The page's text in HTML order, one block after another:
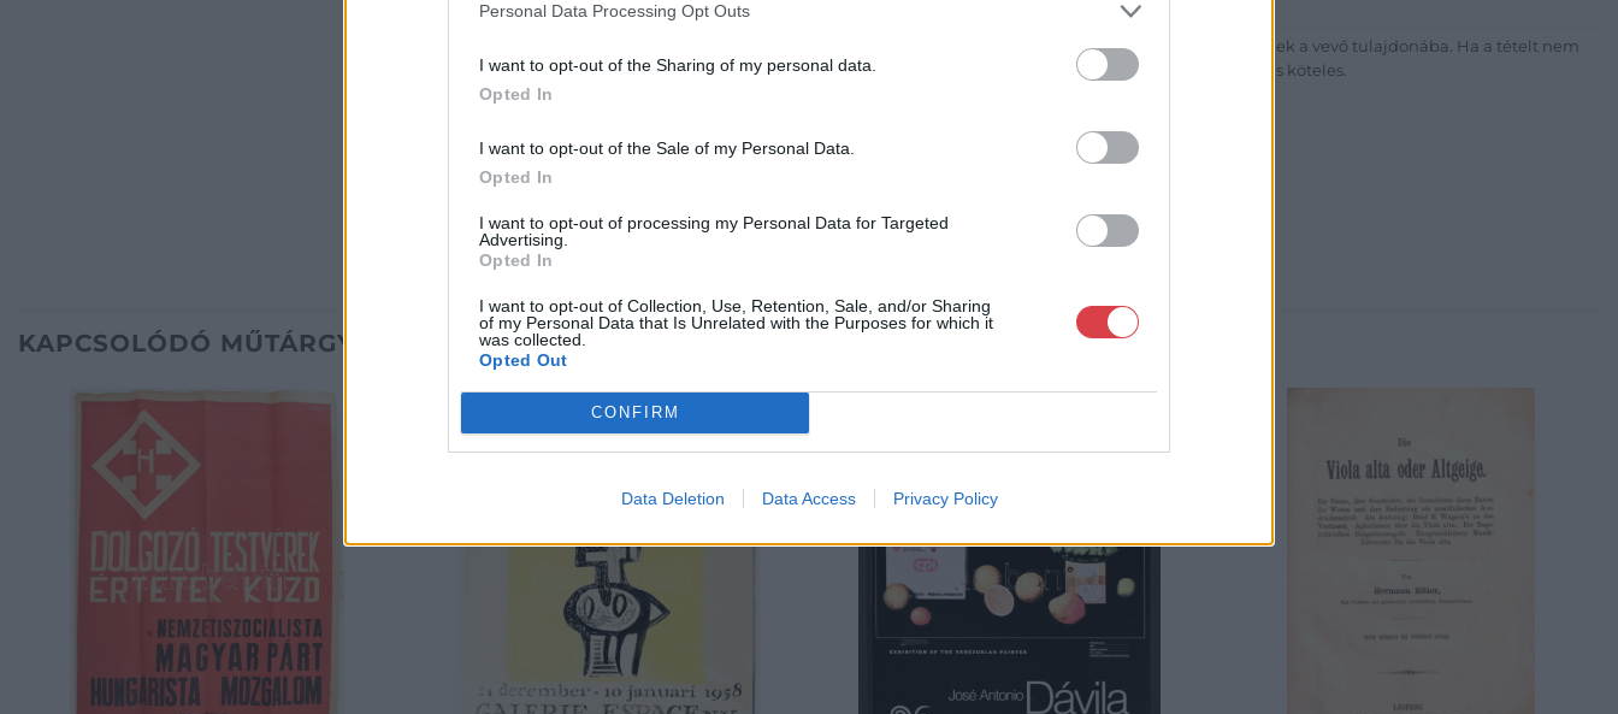
Personal Data Processing Opt Outs
I want to opt-out of the Sharing of my personal data.
Opted In
I want to opt-out of the Sale of my Personal Data.
Opted In
I want to opt-out of processing my Personal Data for Targeted
Advertising.
Opted In
I want to opt-out of Collection, Use, Retention, Sale, and/or Sharing
of my Personal Data that Is Unrelated with the Purposes for which it
was collected.
Opted Out
CONFIRM
Data Deletion Data Access Privacy Policy
Bemutatkozás: A tételek a leütési ár + 25% jutalék megfizetése után kerülnek a vevő tulajdonába. Ha a tételt nem
személyesen veszik át, a vevő a postaköltség, biztosítási díj megfizetésére is köteles.
KAPCSOLÓDÓ MŰTÁRGYAK